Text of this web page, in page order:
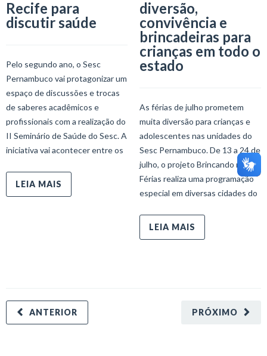
Recife para
discutir saúde
Pelo segundo ano, o Sesc
Pernambuco vai protagonizar um
espaço de discussões e trocas
de saberes acadêmicos e
profissionais com a realização do
II Seminário de Saúde do Sesc. A
iniciativa vai acontecer entre os
LEIA MAIS
diversão,
convivência e
brincadeiras para
crianças em todo o
estado
As férias de julho prometem
muita diversão para crianças e
adolescentes nas unidades do
Sesc Pernambuco. De 13 a 24 de
julho, o projeto Brincando nas
Férias realiza uma programação
especial em diversas cidades do
LEIA MAIS
PRÓXIMO
ANTERIOR